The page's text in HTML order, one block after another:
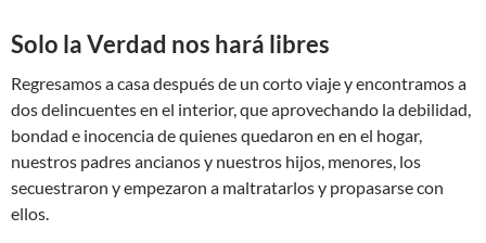
Solo la Verdad nos hará libres
Regresamos a casa después de un corto viaje y encontramos a
dos delincuentes en el interior, que aprovechando la debilidad,
bondad e inocencia de quienes quedaron en en el hogar,
nuestros padres ancianos y nuestros hijos, menores, los
secuestraron y empezaron a maltratarlos y propasarse con
ellos.